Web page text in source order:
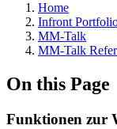
Home
Infront
MM-Talk
MM-Talk
On this Page
Funktionen zur